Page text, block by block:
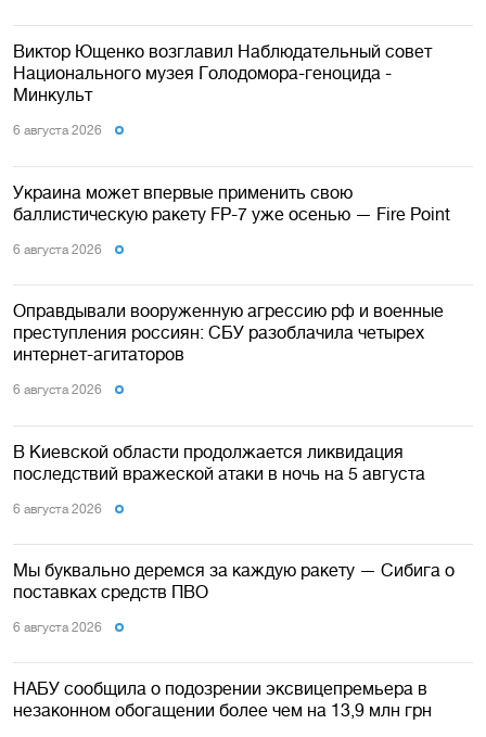
Виктор Ющенко возглавил Наблюдательный совет
Национального музея Голодомора-геноцида -
Минкульт
6 августа 2026
Украина может впервые применить свою
баллистическую ракету FP-7 уже осенью — Fire Point
6 августа 2026
Оправдывали вооруженную агрессию рф и военные
преступления россиян: СБУ разоблачила четырех
интернет-агитаторов
6 августа 2026
В Киевской области продолжается ликвидация
последствий вражеской атаки в ночь на 5 августа
6 августа 2026
Мы буквально деремся за каждую ракету — Сибига о
поставках средств ПВО
6 августа 2026
НАБУ сообщила о подозрении эксвицепремьера в
незаконном обогащении более чем на 13,9 млн грн